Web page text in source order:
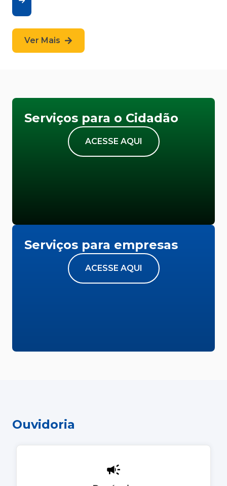
Ver Mais
Serviços para o Cidadão
ACESSE AQUI
Serviços para empresas
ACESSE AQUI
Ouvidoria